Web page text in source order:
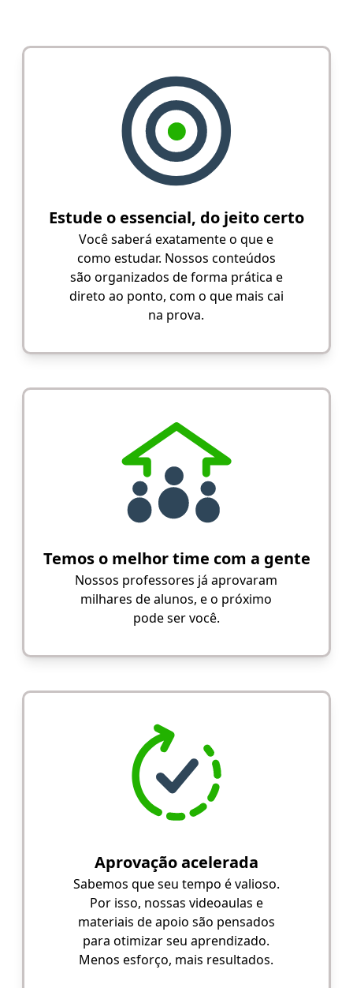
Estude o essencial, do jeito certo
Você saberá exatamente o que e
como estudar. Nossos conteúdos
são organizados de forma prática e
direto ao ponto, com o que mais cai
na prova.
Temos o melhor time com a gente
Nossos professores já aprovaram
milhares de alunos, e o próximo
pode ser você.
Aprovação acelerada
Sabemos que seu tempo é valioso.
Por isso, nossas videoaulas e
materiais de apoio são pensados
para otimizar seu aprendizado.
Menos esforço, mais resultados.